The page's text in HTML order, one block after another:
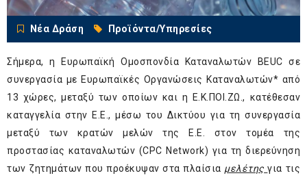
Νέα Δράση Προϊόντα/Υπηρεσίες
Σήμερα, η Ευρωπαϊκή Ομοσπονδία Καταναλωτών BEUC σε
συνεργασία με Ευρωπαϊκές Οργανώσεις Καταναλωτών* από
13 χώρες, μεταξύ των οποίων και η Ε.Κ.ΠΟΙ.ΖΩ., κατέθεσαν
καταγγελία στην Ε.Ε., μέσω του Δικτύου για τη συνεργασία
μεταξύ των κρατών μελών της Ε.Ε. στον τομέα της
προστασίας καταναλωτών (CPC Network) για τη διερεύνηση
των ζητημάτων που προέκυψαν στα πλαίσια μελέτης για τις